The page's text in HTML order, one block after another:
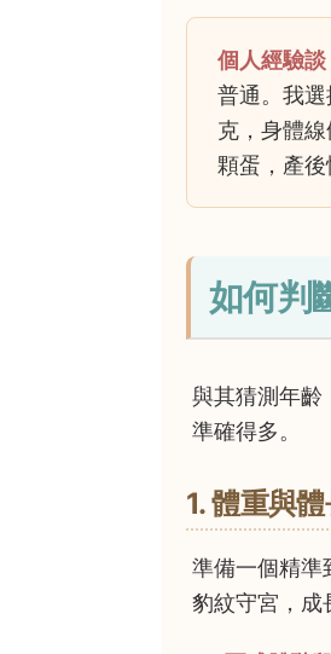
個人經驗談
普通。我
克，身體
顆蛋，產後
如何判
與其猜測年齡
準確得多。
1. 體重與
準備一個精準
豹紋守宮，成